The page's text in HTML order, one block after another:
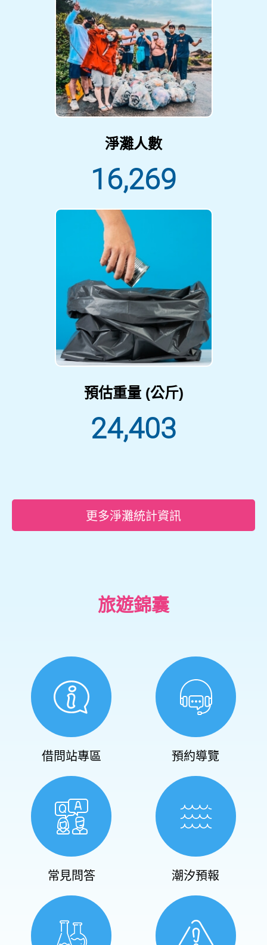
淨灘人數
16,269
預估重量 (公斤)
24,403
更多淨灘統計資訊
旅遊錦囊
借問站專區 預約導覽
常見問答 潮汐預報